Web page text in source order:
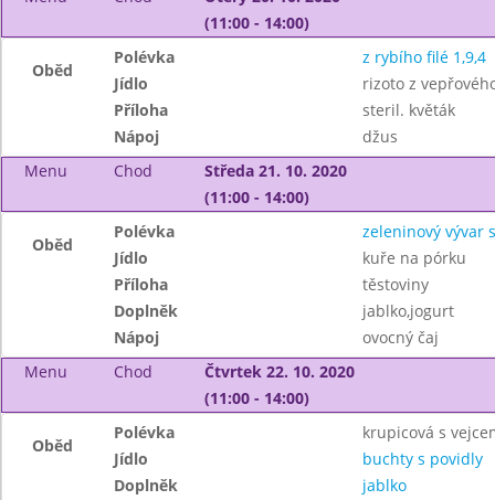
(11:00 - 14:00)
Oběd
Polévka
z rybího filé 1,9,4
Jídlo
rizoto z
Příloha
steril. květák
Nápoj
džus
Menu
Chod
Středa 21. 10. 2020
(11:00 - 14:00)
Oběd
Polévka
zeleninový vývar
Jídlo
kuře na pórku
Příloha
těstoviny
Doplněk
jablko,jogurt
Nápoj
ovocný čaj
Menu
Chod
Čtvrtek 22. 10. 2020
(11:00 - 14:00)
Oběd
Polévka
krupicová s
Jídlo
buchty s povidly
Doplněk
jablko